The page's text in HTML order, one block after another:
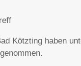
Kötzting haben